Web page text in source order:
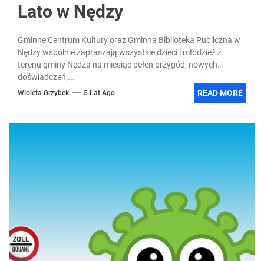
Lato w Nędzy
Gminne Centrum Kultury oraz Gminna Biblioteka Publiczna w
Nędzy wspólnie zapraszają wszystkie dzieci i młodzież z
terenu gminy Nędza na miesiąc pełen przygód, nowych
doświadczeń,...
Wioleta Grzybek 5 Lat Ago READ MORE